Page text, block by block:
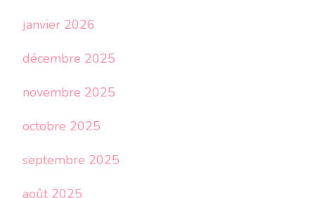
janvier 2026
décembre 2025
novembre 2025
octobre 2025
septembre 2025
août 2025